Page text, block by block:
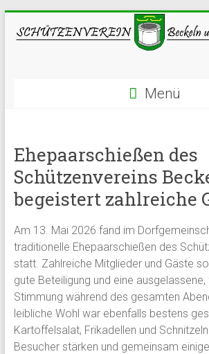
Menü
Ehepaarschießen des
Schützenvereins
begeistert zahlreiche
Am 13. Mai 2026 fand im
traditionelle Ehepaarschießen des
statt. Zahlreiche Mitglieder und Gäste
gute Beteiligung und eine
Stimmung während des gesamten
leibliche Wohl war ebenfalls bestens
Kartoffelsalat, Frikadellen und
Besucher stärken und gemeinsam